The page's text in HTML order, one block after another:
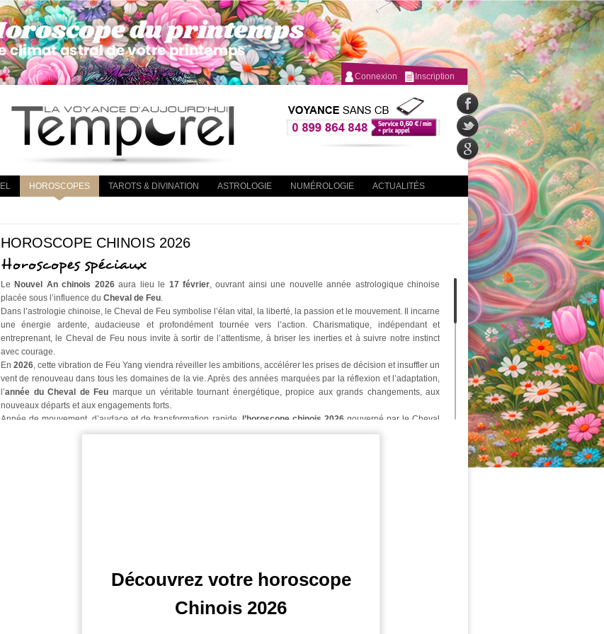
Connexion Inscription
HOROSCOPES TAROTS & DIVINATION ASTROLOGIE NUMÉROLOGIE ACTUALITÉS
HOROSCOPE CHINOIS 2026
Horoscopes spéciaux
Le Nouvel An chinois 2026aura lieu le 17 février, ouvrant ainsi une nouvelle année astrologique chinoise
placée sous l’influence du Cheval de Feu.
Dans l’astrologie chinoise, le Cheval de Feu symbolise l’élan vital, la liberté, la passion et le mouvement. Il incarne
une énergie ardente, audacieuse et profondément tournée vers l’action. Charismatique, indépendant et
entreprenant, le Cheval de Feu nous invite à sortir de l’attentisme, à briser les inerties et à suivre notre instinct
avec courage.
En 2026, cette vibration de Feu Yang viendra réveiller les ambitions, accélérer les prises de décision et insuffler un
vent de renouveau dans tous les domaines de la vie. Après des années marquées par la réflexion et l’adaptation,
l’année du Cheval de Feu marque un véritable tournant énergétique, propice aux grands changements, aux
nouveaux départs et aux engagements forts.
Année de mouvement, d’audace et de transformation rapide, l’horoscope chinois 2026gouverné par le Cheval
de Feu mettra en lumière les notions de liberté personnelle, de dépassement de soi et d’affirmation individuelle.
Avancées sociales, mutations économiques, prises de conscience rapides, réorganisations profondes :
Toutefois, il faudra apprendre à tempérer l’excès d’agitation, à canaliser l’énergie pour que le Feu devienne
Découvrez votre horoscope
Chinois 2026